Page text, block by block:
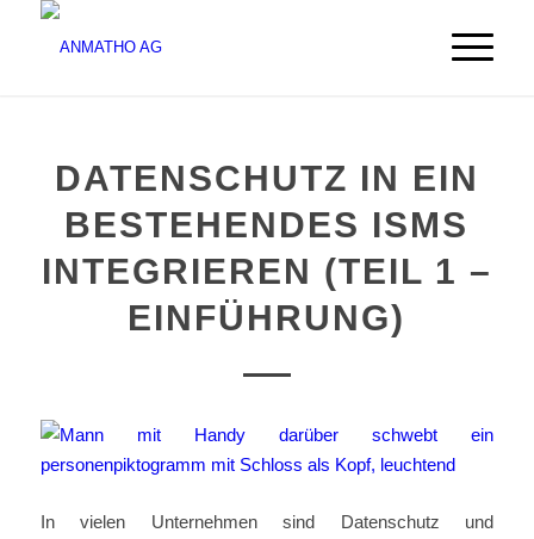
DATENSCHUTZ IN EIN
BESTEHENDES ISMS
INTEGRIEREN (TEIL 1 –
EINFÜHRUNG)
In vielen Unternehmen sind Datenschutz und